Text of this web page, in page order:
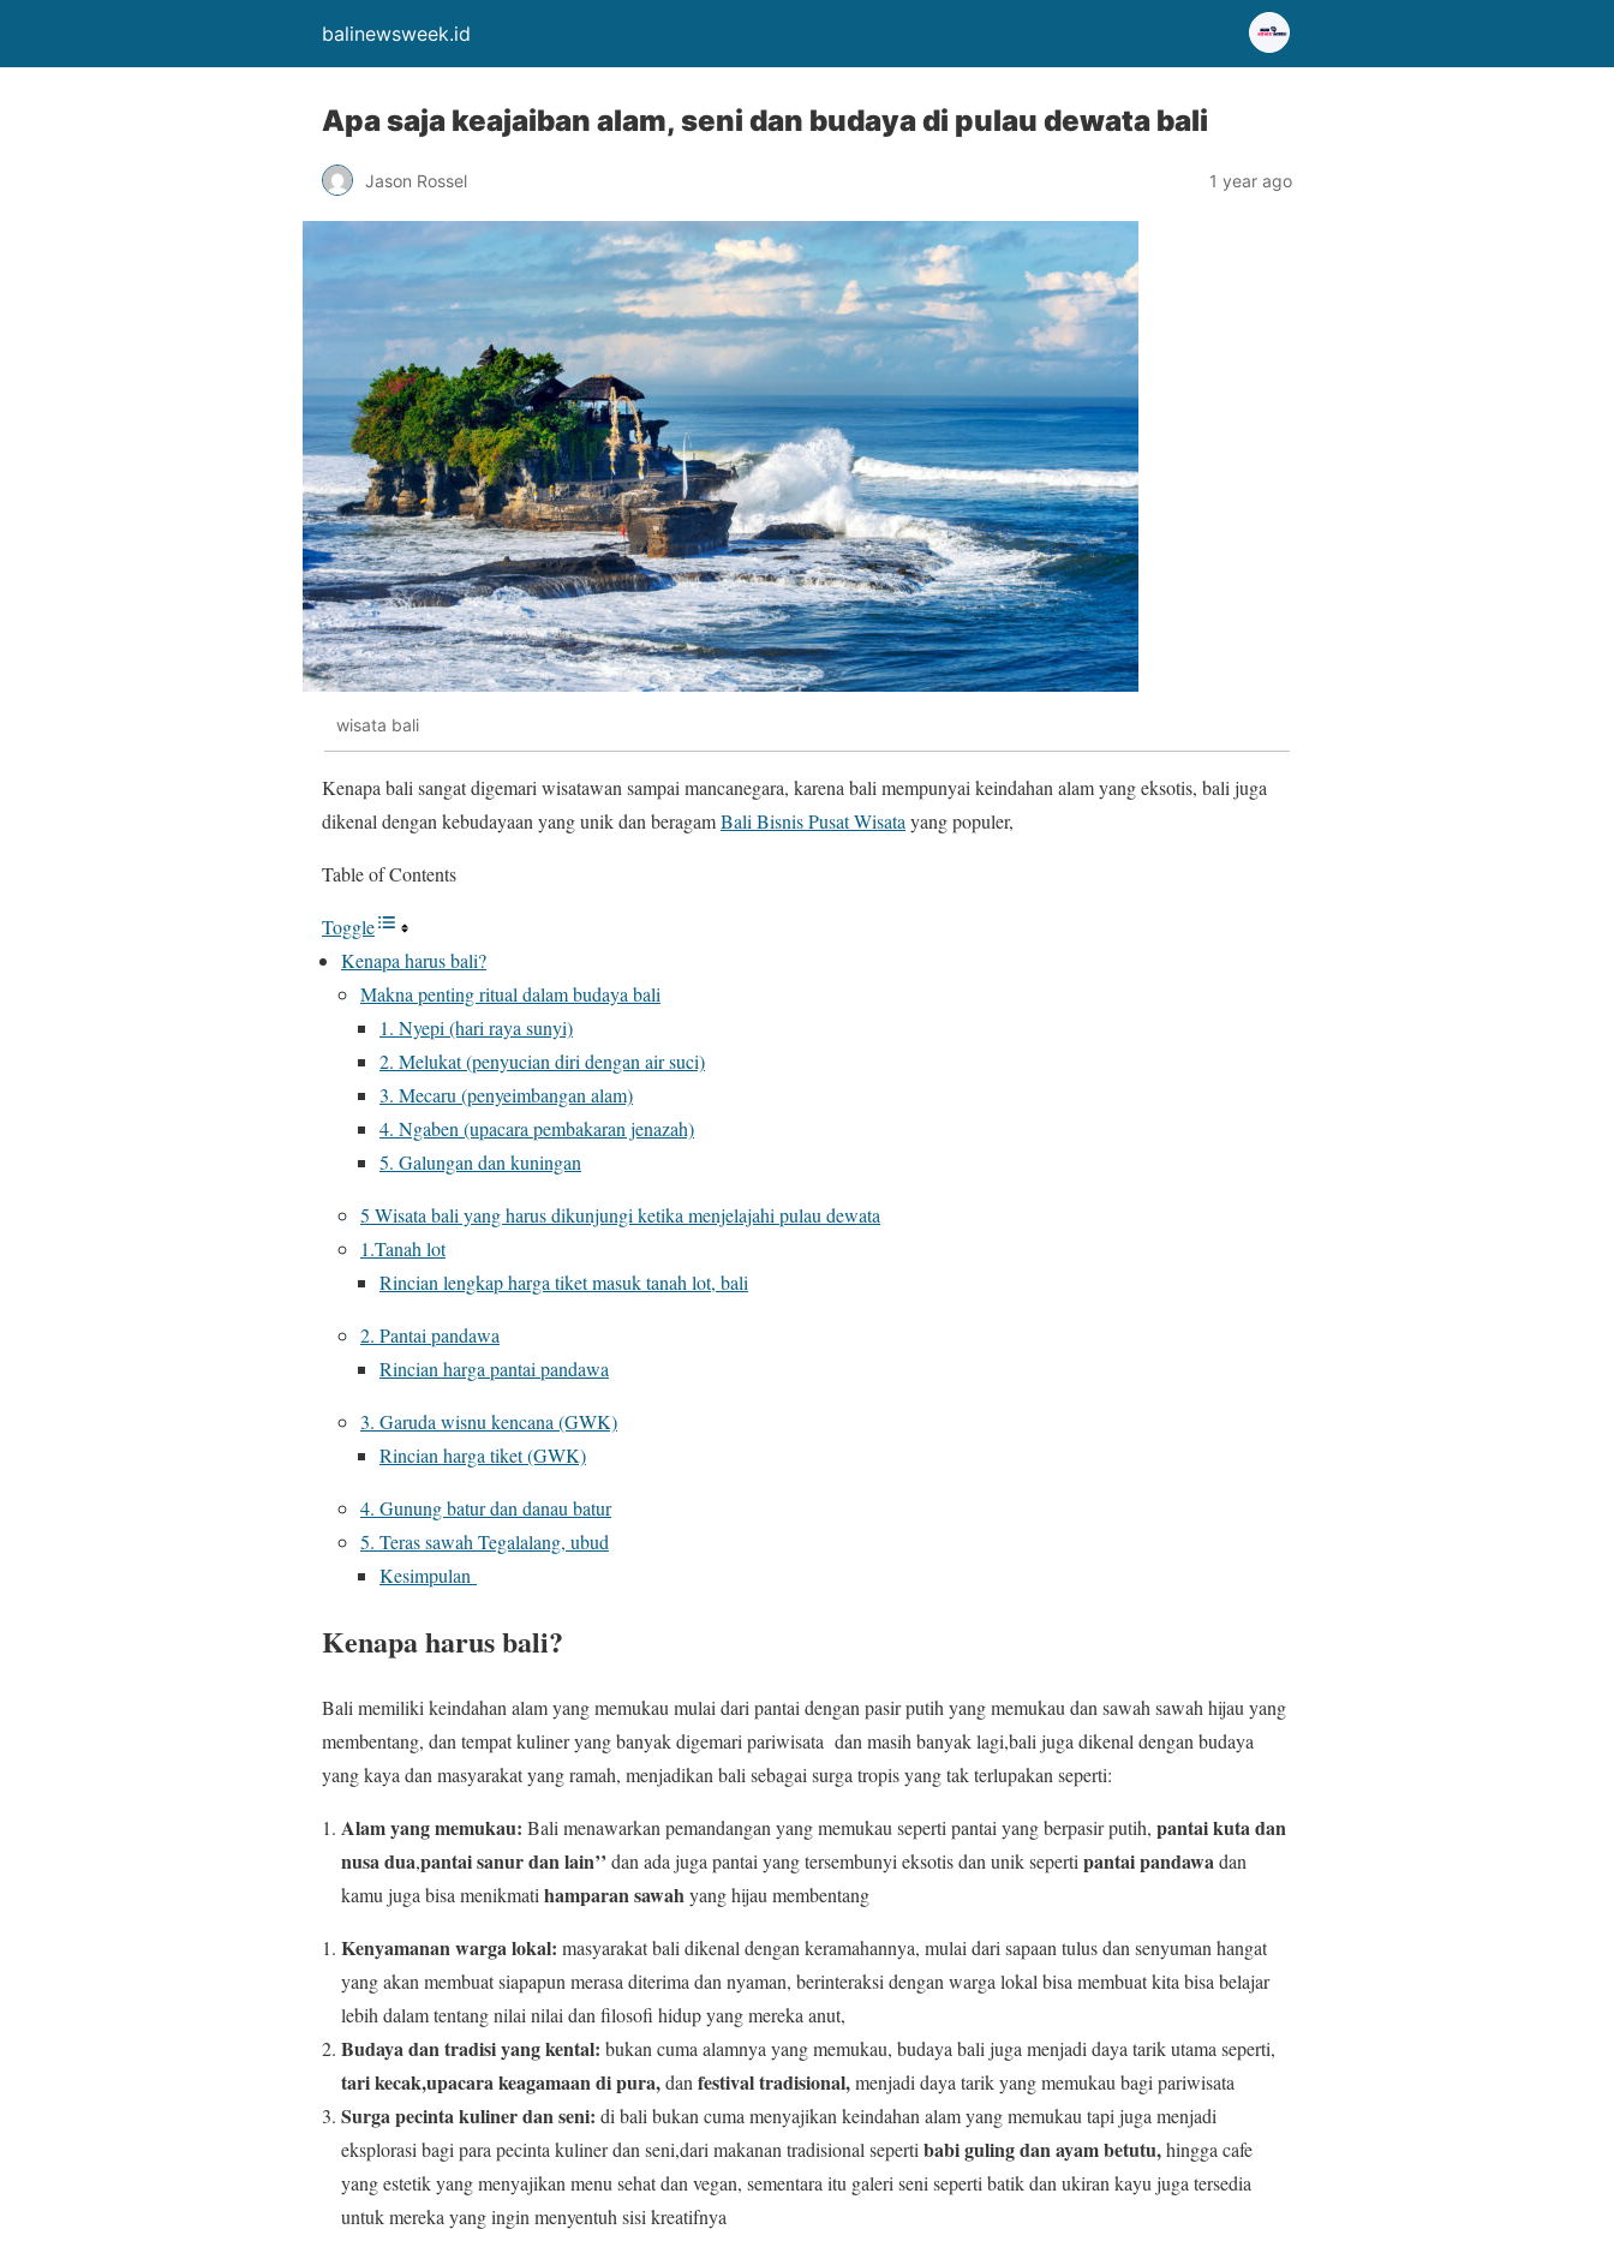
balinewsweek.id
Apa saja keajaiban alam, seni dan budaya di pulau dewata bali
Jason Rossel 1 year ago
wisata bali
Kenapa bali sangat digemari wisatawan sampai mancanegara, karena bali mempunyai keindahan alam yang eksotis, bali juga
dikenal dengan kebudayaan yang unik dan beragamBali Bisnis Pusat Wisata yang populer,
Table of Contents
Toggle
Kenapa harus bali?
Makna penting ritual dalam budaya bali
1. Nyepi (hari raya sunyi)
2. Melukat (penyucian diri dengan air suci)
3. Mecaru (penyeimbangan alam)
4. Ngaben (upacara pembakaran jenazah)
5. Galungan dan kuningan
5 Wisata bali yang harus dikunjungi ketika menjelajahi pulau dewata
1.Tanah lot
Rincian lengkap harga tiket masuk tanah lot, bali
2. Pantai pandawa
Rincian harga pantai pandawa
3. Garuda wisnu kencana (GWK)
Rincian harga tiket (GWK)
4. Gunung batur dan danau batur
5. Teras sawah Tegalalang, ubud
Kesimpulan
Kenapa harus bali?
Bali memiliki keindahan alam yang memukau mulai dari pantai dengan pasir putih yang memukau dan sawah sawah hijau yang
membentang, dan tempat kuliner yang banyak digemari pariwisata dan masih banyak lagi,bali juga dikenal dengan budaya
yang kaya dan masyarakat yang ramah, menjadikan bali sebagai surga tropis yang tak terlupakan seperti:
Alam yang memukau: Bali menawarkan pemandangan yang memukau seperti pantai yang berpasir putih, pantai kuta dan
nusa dua,pantai sanur dan lain’’ dan ada juga pantai yang tersembunyi eksotis dan unik seperti pantai pandawa dan
kamu juga bisa menikmati hamparan sawah yang hijau membentang
Kenyamanan warga lokal: masyarakat bali dikenal dengan keramahannya, mulai dari sapaan tulus dan senyuman hangat
yang akan membuat siapapun merasa diterima dan nyaman, berinteraksi dengan warga lokal bisa membuat kita bisa belajar
lebih dalam tentang nilai nilai dan filosofi hidup yang mereka anut,
Budaya dan tradisi yang kental: bukan cuma alamnya yang memukau, budaya bali juga menjadi daya tarik utama seperti,
tari kecak,upacara keagamaan di pura,dan festival tradisional,menjadi daya tarik yang memukau bagi pariwisata
Surga pecinta kuliner dan seni: di bali bukan cuma menyajikan keindahan alam yang memukau tapi juga menjadi
eksplorasi bagi para pecinta kuliner dan seni,dari makanan tradisional seperti babi guling dan ayam betutu,hingga cafe
yang estetik yang menyajikan menu sehat dan vegan, sementara itu galeri seni seperti batik dan ukiran kayu juga tersedia
untuk mereka yang ingin menyentuh sisi kreatifnya